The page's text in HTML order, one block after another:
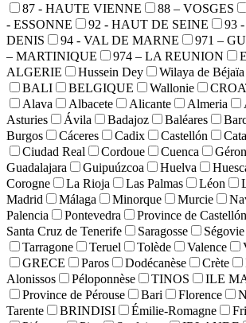
87 - HAUTE VIENNE
88 – VOSGES
- ESSONNE
92 - HAUT DE SEINE
93
DENIS
94 - VAL DE MARNE 971 –
– MARTINIQUE
974 – LA REUNION
ALGERIE
Hussein Dey Wilaya de Béjaïa
BALI
BELGIQUE Wallonie
Alava
Albacete Alicante Almeria
Asturies
Ávila Badajoz Baléares
Burgos
Cáceres Cadix Castellón
Ciudad Real
Cordoue Cuenca
Guadalajara
Guipuúzcoa Huelva
Corogne
La Rioja Las Palmas Léon
Madrid
Málaga Minorque Murcie
Palencia
Pontevedra Province de Castellón
Santa Cruz de Tenerife
Saragosse Ségovie
Tarragone
Teruel Tolède Valence
GRECE
Paros Dodécanèse Crète
Alonissos
Péloponnèse TINOS ILE
Province de Pérouse
Bari Florence
Tarente
BRINDISI Émilie-Romagne